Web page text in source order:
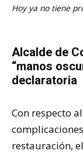
Hoy ya no tiene
Alcalde de
“manos
declaratoria
Con respecto
restauración,